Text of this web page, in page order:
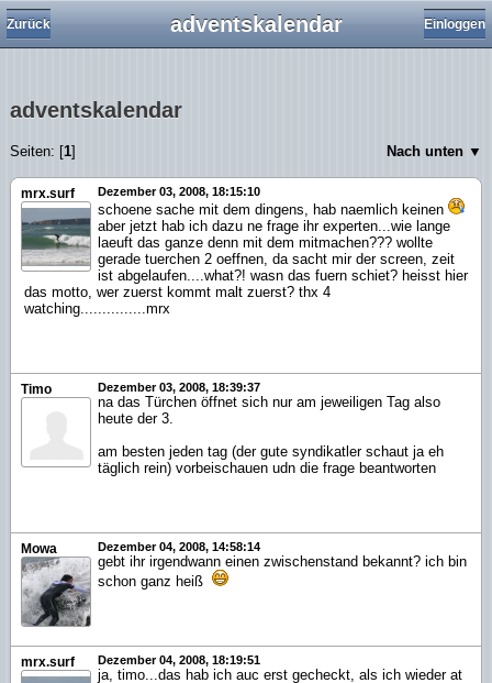
adventskalendar
Zurück Einloggen
adventskalendar
Seiten: [1] Nach unten ▼
mrx.surf Dezember 03, 2008, 18:15:10
schoene sache mit dem dingens, hab naemlich keinen
aber jetzt hab ich dazu ne frage ihr experten...wie lange
laeuft das ganze denn mit dem mitmachen??? wollte
gerade tuerchen 2 oeffnen, da sacht mir der screen, zeit
ist abgelaufen....what?! wasn das fuern schiet? heisst hier
das motto, wer zuerst kommt malt zuerst? thx 4
watching...............mrx
Timo Dezember 03, 2008, 18:39:37
na das Türchen öffnet sich nur am jeweiligen Tag also
heute der 3.
am besten jeden tag (der gute syndikatler schaut ja eh
täglich rein) vorbeischauen udn die frage beantworten
Mowa Dezember 04, 2008, 14:58:14
gebt ihr irgendwann einen zwischenstand bekannt? ich bin
schon ganz heiß
mrx.surf Dezember 04, 2008, 18:19:51
ja, timo...das hab ich auc erst gecheckt, als ich wieder at